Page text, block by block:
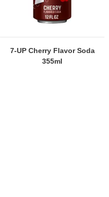
7-UP Cherry Flavor Soda
355ml